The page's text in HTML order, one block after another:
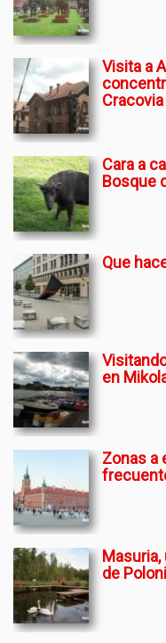
Visita a
Cracovia
Cara a
Bosque
Que
en
Zonas a
de